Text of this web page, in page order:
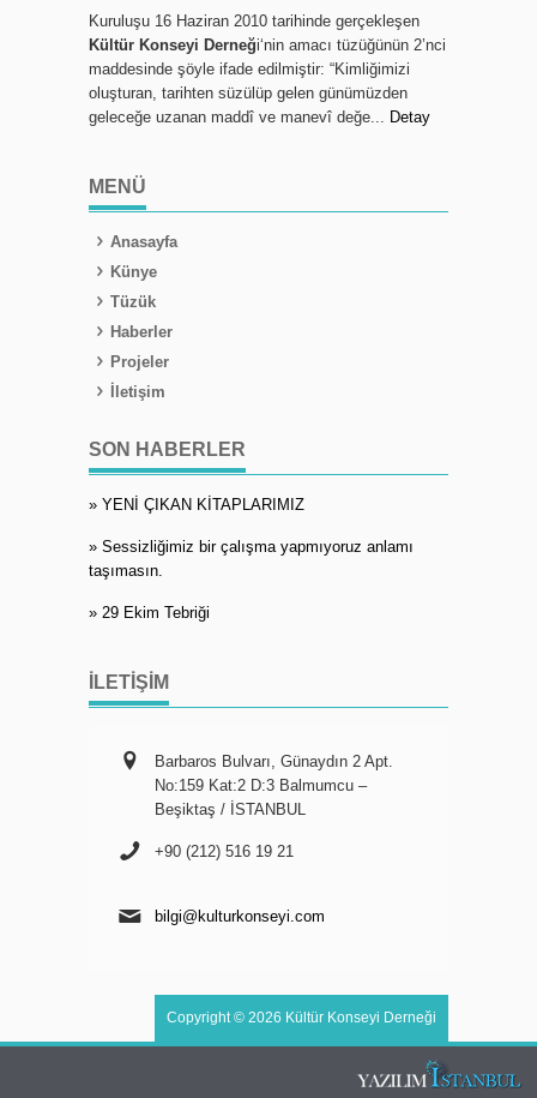
Kuruluşu 16 Haziran 2010 tarihinde gerçekleşen
Kültür Konseyi Derneği‘nin amacı tüzüğünün 2’nci
maddesinde şöyle ifade edilmiştir: “Kimliğimizi
oluşturan, tarihten süzülüp gelen günümüzden
geleceğe uzanan maddî ve manevî değe... Detay
MENÜ
Anasayfa
Künye
Tüzük
Haberler
Projeler
İletişim
SON HABERLER
» YENİ ÇIKAN KİTAPLARIMIZ
» Sessizliğimiz bir çalışma yapmıyoruz anlamı
taşımasın.
» 29 Ekim Tebriği
İLETIŞIM
Barbaros Bulvarı, Günaydın 2 Apt.
No:159 Kat:2 D:3 Balmumcu –
Beşiktaş / İSTANBUL
+90 (212) 516 19 21
bilgi@kulturkonseyi.com
Copyright © 2026 Kültür Konseyi Derneği